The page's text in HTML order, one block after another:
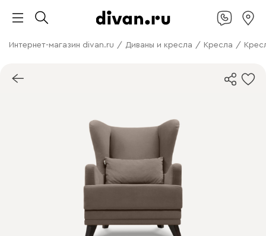
Интернет-магазин divan.ru / Диваны и кресла / Кресла /